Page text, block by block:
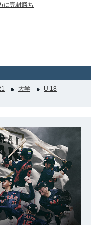
に完封勝ち
大学
U-18